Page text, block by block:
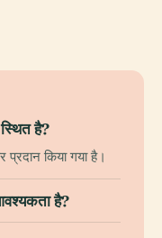
है?
प्रदान किया गया है।
है?